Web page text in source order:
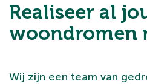
Realiseer al
woondromen
Wij zijn een team van